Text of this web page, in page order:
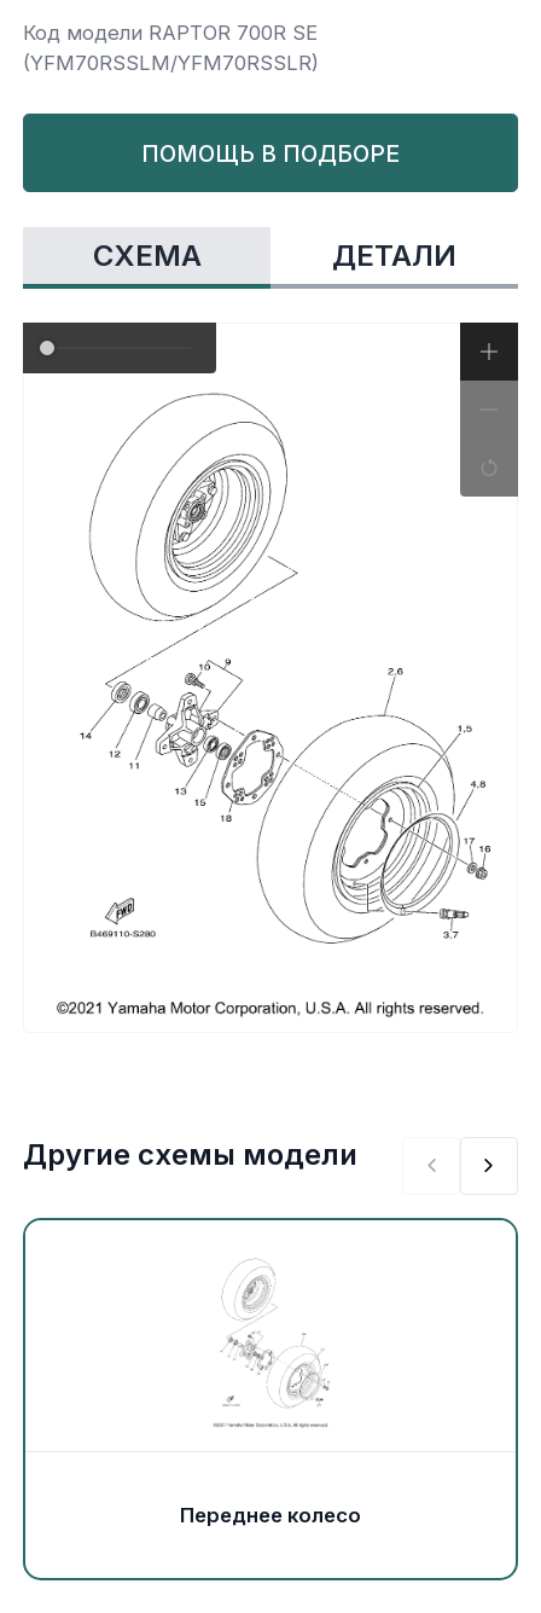
Yamaha
Салонные фильтры
Корпус,пластик
Ремни безопасности
Сиденья
Склизы, гусеницы, коньки
Снегоотвалы
Сумки, кофры
Топливная система
Тормозная система
Трансмиссия
Управление
Хранение и перевозка
Шины, диски, гусеницы
Шноркели
Электрика
Другое
Движители (гребные винты)
Швартовное оборудование
Якорное оборудование
Kawasaki
Код модели RAPTOR 700R SE
(YFM70RSSLM/YFM70RSSLR)
ПОМОЩЬ В ПОДБОРЕ
СХЕМА ДЕТАЛИ
Другие схемы модели
Переднее колесо